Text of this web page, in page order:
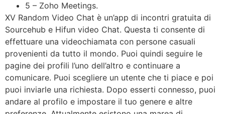
5 – Zoho Meetings.
XV Random Video Chat è un’app di incontri gratuita di
Sourcehub e Hifun video Chat. Questa ti consente di
effettuare una videochiamata con persone casuali
provenienti da tutto il mondo. Puoi quindi seguire le
pagine dei profili l’uno dell’altro e continuare a
comunicare. Puoi scegliere un utente che ti piace e poi
puoi inviarle una richiesta. Dopo esserti connesso, puoi
andare al profilo e impostare il tuo genere e altre